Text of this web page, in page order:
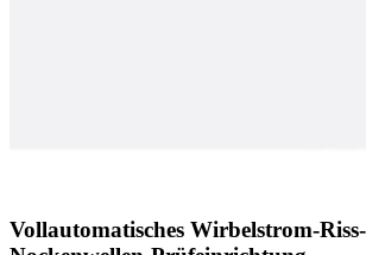
Vollautomatisches Wirbelstrom-